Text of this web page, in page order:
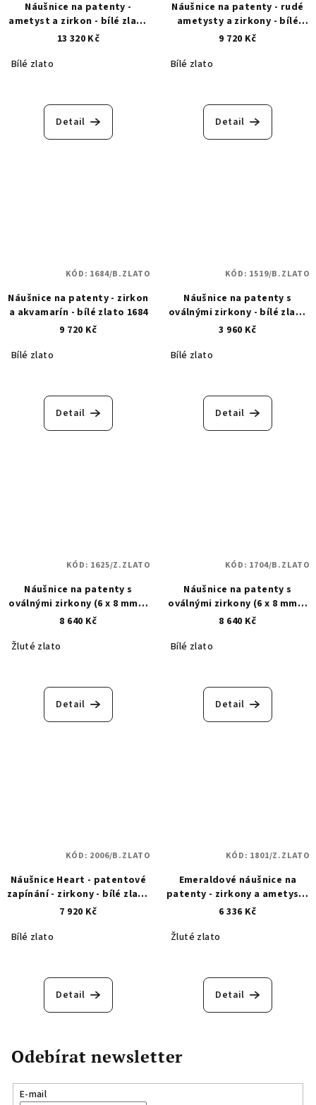
Náušnice na patenty -
ametyst a zirkon - bílé zlato
1500
13 320 Kč
Bílé zlato
Detail
Náušnice na patenty - rudé
ametysty a zirkony - bílé
zlato 1717
9 720 Kč
Bílé zlato
Detail
Náušnice na patenty - zirkon
a akvamarín - bílé zlato 1684
9 720 Kč
Bílé zlato
Detail
KÓD: 1684/B.ZLATO
Náušnice na patenty s
oválnými zirkony - bílé zlato
1519
3 960 Kč
Bílé zlato
Detail
KÓD: 1519/B.ZLATO
Náušnice na patenty s
oválnými zirkony (6 x 8 mm) -
zlaté 1625
8 640 Kč
Žluté zlato
Detail
KÓD: 1625/Z.ZLATO
Náušnice na patenty s
oválnými zirkony (6 x 8 mm) -
bílé zlato 1704
8 640 Kč
Bílé zlato
Detail
KÓD: 1704/B.ZLATO
Náušnice Heart - patentové
zapínání - zirkony - bílé zlato
2006
7 920 Kč
Bílé zlato
Detail
KÓD: 2006/B.ZLATO
Emeraldové náušnice na
patenty - zirkony a ametysty
- zlaté 1801
6 336 Kč
Žluté zlato
Detail
KÓD: 1801/Z.ZLATO
Odebírat newsletter
E-mail